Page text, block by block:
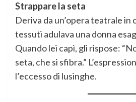
Strappare la seta
Deriva da un’opera teatrale in
tessuti adulava una donna
Quando lei capì, gli rispose:
seta, che si sfibra.”
l’eccesso di lusinghe.